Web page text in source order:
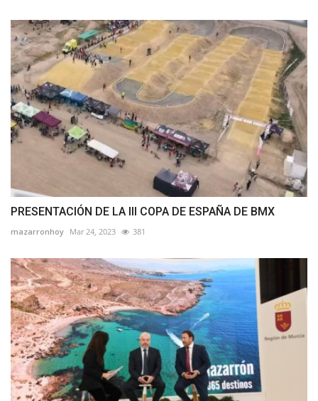
PRESENTACIÓN DE LA III COPA DE ESPAÑA DE BMX
mazarronhoy Mar 24, 2023 381